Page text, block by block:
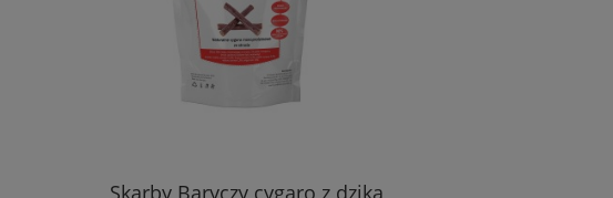
Skarby Baryczy cygaro z dzika